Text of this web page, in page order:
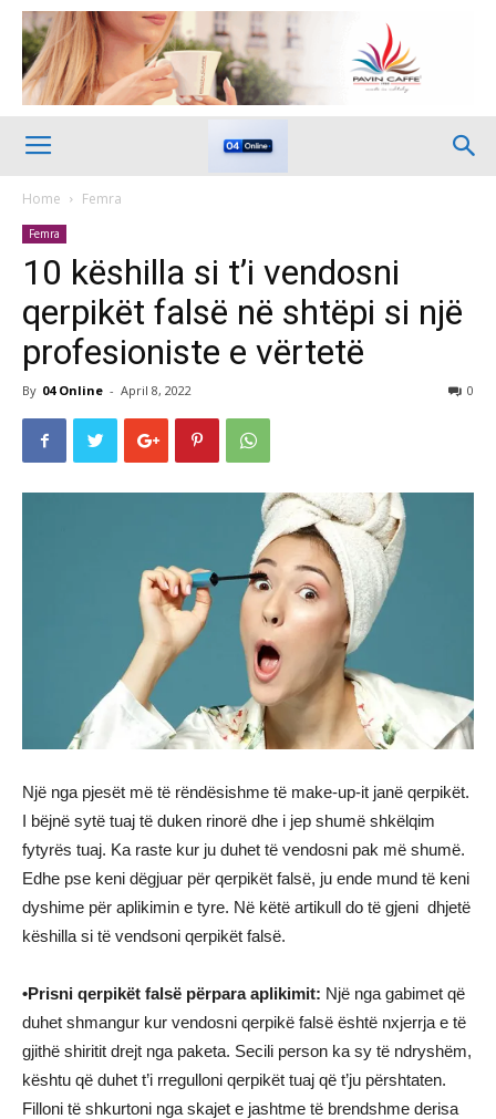
Home Femra
Femra
10 këshilla si t’i vendosni
qerpikët falsë në shtëpi si një
profesioniste e vërtetë
By 04 Online - April 8, 2022 0
Një nga pjesët më të rëndësishme të make-up-it janë qerpikët.
I bëjnë sytë tuaj të duken rinorë dhe i jep shumë shkëlqim
fytyrës tuaj. Ka raste kur ju duhet të vendosni pak më shumë.
Edhe pse keni dëgjuar për qerpikët falsë, ju ende mund të keni
dyshime për aplikimin e tyre. Në këtë artikull do të gjeni dhjetë
këshilla si të vendsoni qerpikët falsë.
•Prisni qerpikët falsë përpara aplikimit: Një nga gabimet që
duhet shmangur kur vendosni qerpikë falsë është nxjerrja e të
gjithë shiritit drejt nga paketa. Secili person ka sy të ndryshëm,
kështu që duhet t’i rregulloni qerpikët tuaj që t’ju përshtaten.
Filloni të shkurtoni nga skajet e jashtme të brendshme derisa